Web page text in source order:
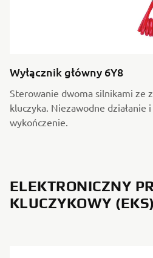
Wyłącznik główny 6Y8
Sterowanie dwoma silnikami ze
kluczyka. Niezawodne działanie
wykończenie.
ELEKTRONICZNY
KLUCZYKOWY (EKS)